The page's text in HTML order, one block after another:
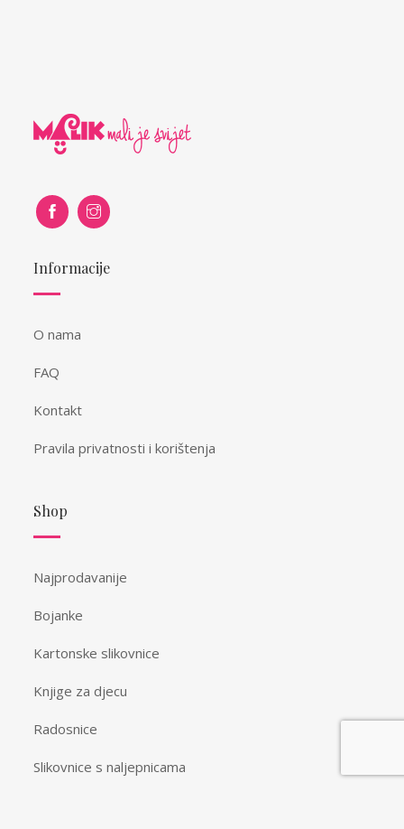
Informacije
O nama
FAQ
Kontakt
Pravila privatnosti i korištenja
Shop
Najprodavanije
Bojanke
Kartonske slikovnice
Knjige za djecu
Radosnice
Slikovnice s naljepnicama